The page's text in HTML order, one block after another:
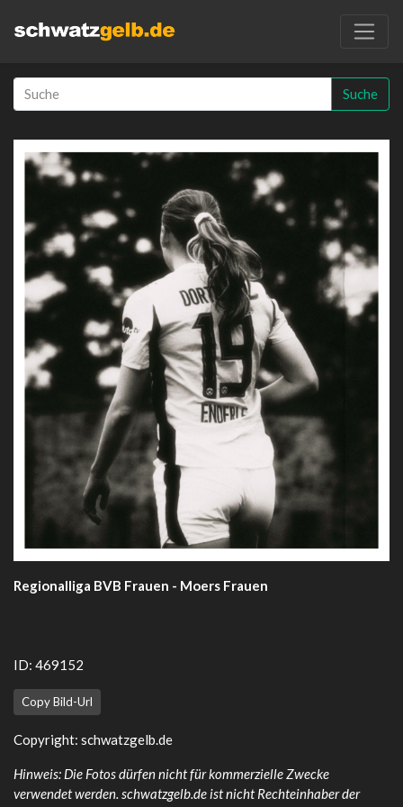
Suche
Regionalliga BVB Frauen - Moers Frauen
ID: 469152
Copy Bild-Url
Copyright: schwatzgelb.de
Hinweis: Die Fotos dürfen nicht für kommerzielle Zwecke
verwendet werden. schwatzgelb.de ist nicht Rechteinhaber der